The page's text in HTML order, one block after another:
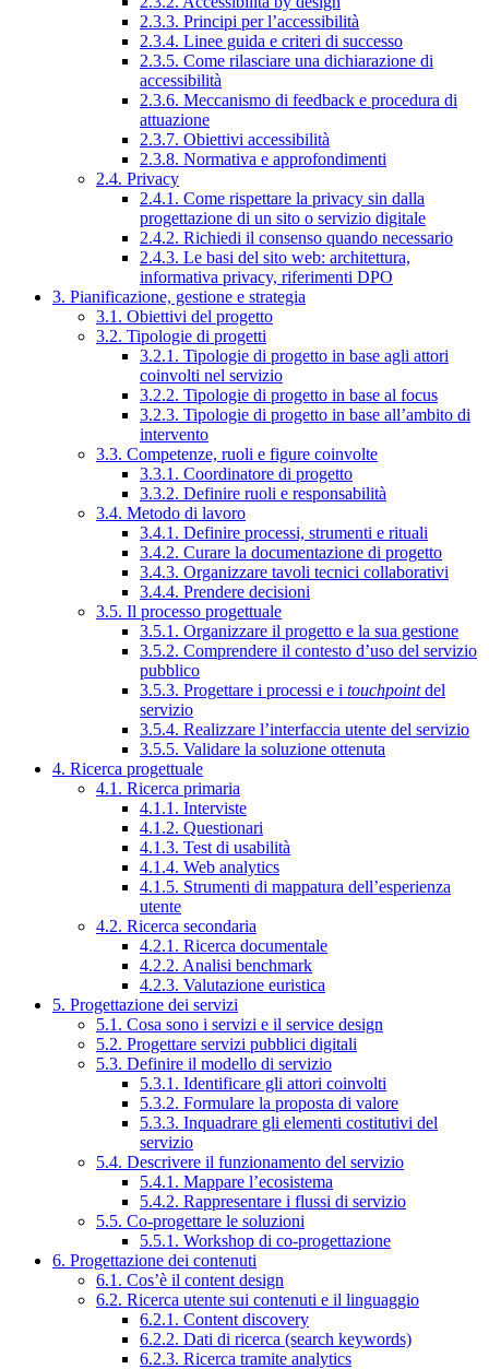
2.3.3. Principi per l’accessibilità
2.3.4. Linee guida e criteri di successo
2.3.5. Come rilasciare una dichiarazione di
accessibilità
2.3.6. Meccanismo di feedback e procedura di
attuazione
2.3.7. Obiettivi accessibilità
2.3.8. Normativa e approfondimenti
2.4. Privacy
2.4.1. Come rispettare la privacy sin dalla
progettazione di un sito o servizio digitale
2.4.2. Richiedi il consenso quando necessario
2.4.3. Le basi del sito web: architettura,
informativa privacy, riferimenti DPO
3. Pianificazione, gestione e strategia
3.1. Obiettivi del progetto
3.2. Tipologie di progetti
3.2.1. Tipologie di progetto in base agli attori
coinvolti nel servizio
3.2.2. Tipologie di progetto in base al focus
3.2.3. Tipologie di progetto in base all’ambito di
intervento
3.3. Competenze, ruoli e figure coinvolte
3.3.1. Coordinatore di progetto
3.3.2. Definire ruoli e responsabilità
3.4. Metodo di lavoro
3.4.1. Definire processi, strumenti e rituali
3.4.2. Curare la documentazione di progetto
3.4.3. Organizzare tavoli tecnici collaborativi
3.4.4. Prendere decisioni
3.5. Il processo progettuale
3.5.1. Organizzare il progetto e la sua gestione
3.5.2. Comprendere il contesto d’uso del servizio
pubblico
3.5.3. Progettare i processi e i touchpointdel
servizio
3.5.4. Realizzare l’interfaccia utente del servizio
3.5.5. Validare la soluzione ottenuta
4. Ricerca progettuale
4.1. Ricerca primaria
4.1.1. Interviste
4.1.2. Questionari
4.1.3. Test di usabilità
4.1.4. Web analytics
4.1.5. Strumenti di mappatura dell’esperienza
utente
4.2. Ricerca secondaria
4.2.1. Ricerca documentale
4.2.2. Analisi benchmark
4.2.3. Valutazione euristica
5. Progettazione dei servizi
5.1. Cosa sono i servizi e il service design
5.2. Progettare servizi pubblici digitali
5.3. Definire il modello di servizio
5.3.1. Identificare gli attori coinvolti
5.3.2. Formulare la proposta di valore
5.3.3. Inquadrare gli elementi costitutivi del
servizio
5.4. Descrivere il funzionamento del servizio
5.4.1. Mappare l’ecosistema
5.4.2. Rappresentare i flussi di servizio
5.5. Co-progettare le soluzioni
5.5.1. Workshop di co-progettazione
6. Progettazione dei contenuti
6.1. Cos’è il content design
6.2. Ricerca utente sui contenuti e il linguaggio
6.2.1. Content discovery
6.2.2. Dati di ricerca (search keywords)
6.2.3. Ricerca tramite analytics